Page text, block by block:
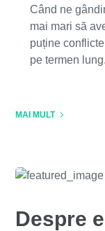
Când ne
mai mari să
puține
pe termen lung.
MAI MULT
Despre